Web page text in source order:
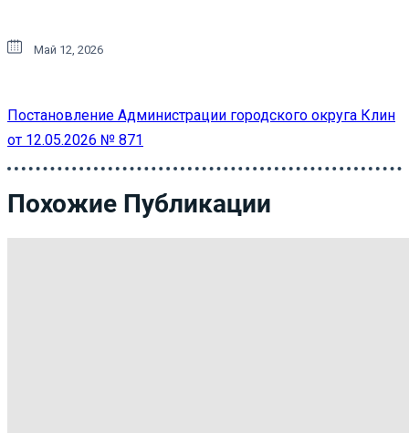
Май 12, 2026
Постановление Администрации городского округа Клин
от 12.05.2026 № 871
Похожие Публикации